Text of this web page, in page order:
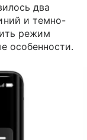
два
и темно-
режим
особенности.